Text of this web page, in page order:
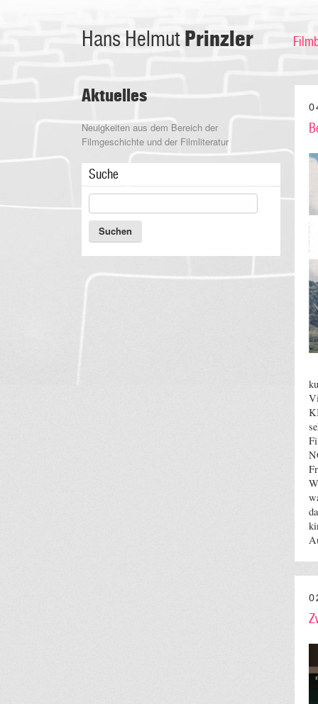
Hans HelmutPrinzler
Aktuelles
Neuigkeiten aus dem Bereich der
Filmgeschichte und der Filmliteratur
Suche